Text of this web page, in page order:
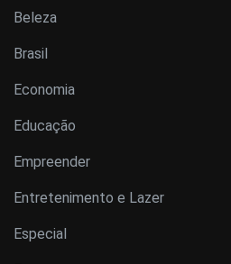
Beleza
Brasil
Economia
Educação
Empreender
Entretenimento e Lazer
Especial